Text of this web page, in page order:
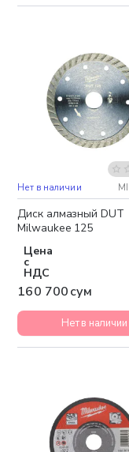
Нет в наличии
Диск алмазный DUT
Milwaukee 125
Цена
с
НДС
160 700 сум
Нет в наличии